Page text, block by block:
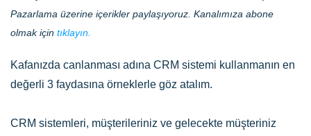
Pazarlama üzerine içerikler paylaşıyoruz. Kanalımıza abone
olmak için tıklayın.
Kafanızda canlanması adına CRM sistemi kullanmanın en
değerli 3 faydasına örneklerle göz atalım.
CRM sistemleri, müşterileriniz ve gelecekte müşteriniz